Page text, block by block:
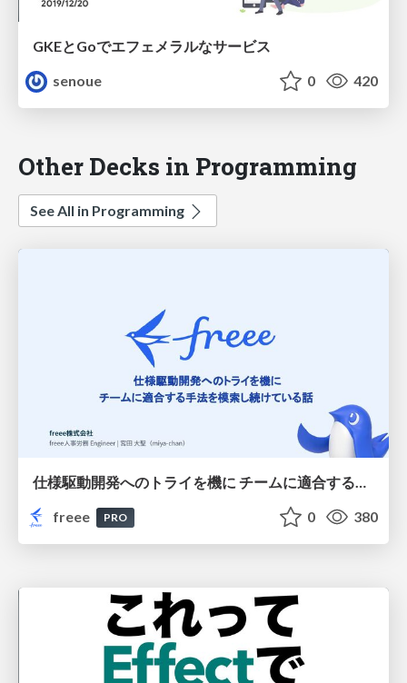
GKEとGoでエフェメラルなサービス
senoue
0 420
Other Decks in Programming
See All in Programming
freee
PRO 0 380